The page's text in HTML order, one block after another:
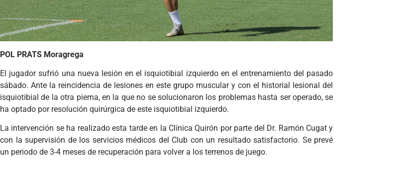
POL PRATS Moragrega
El jugador sufrió una nueva lesión en el isquiotibial izquierdo en el entrenamiento del pasado
sábado. Ante la reincidencia de lesiones en este grupo muscular y con el historial lesional del
isquiotibial de la otra pierna, en la que no se solucionaron los problemas hasta ser operado, se
ha optado por resolución quirúrgica de este isquiotibial izquierdo.
La intervención se ha realizado esta tarde en la Clínica Quirón por parte del Dr. Ramón Cugat y
con la supervisión de los servicios médicos del Club con un resultado satisfactorio. Se prevé
un periodo de 3-4 meses de recuperación para volver a los terrenos de juego.